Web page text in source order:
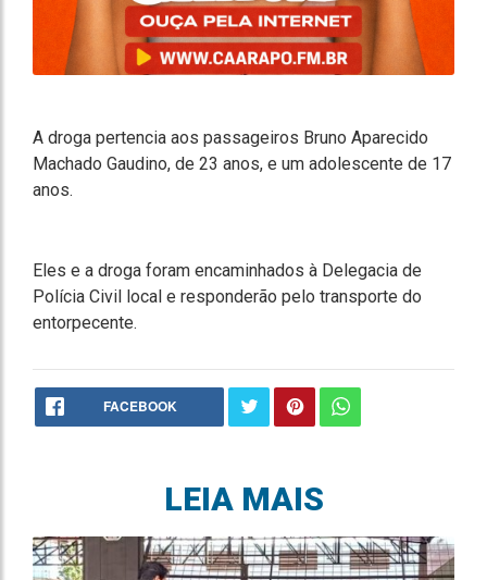
A droga pertencia aos passageiros Bruno Aparecido
Machado Gaudino, de 23 anos, e um adolescente de 17
anos.
Eles e a droga foram encaminhados à Delegacia de
Polícia Civil local e responderão pelo transporte do
entorpecente.
FACEBOOK
LEIA MAIS